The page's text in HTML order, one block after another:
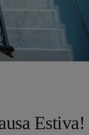
Estiva!